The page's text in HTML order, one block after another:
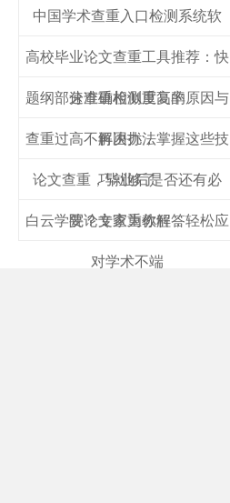
中国学术查重入口检测系统软
高校毕业论文查重工具推荐：快
速准确检测重复率
题纲部分查重相似度高的原因与
解决办法
查重过高不再困扰，掌握这些技
巧就够了
论文查重，毕业后是否还有必
要？专家为你解答
白云学院论文查重教程，轻松应
对学术不端